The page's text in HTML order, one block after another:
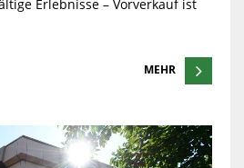
Erlebnisse – Vorverkauf ist
MEHR